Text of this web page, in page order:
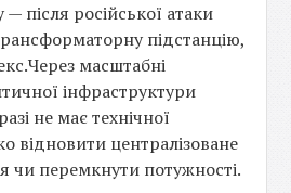
після російської атаки
підстанцію,
масштабні
інфраструктури
не має технічної
відновити централізоване
чи перемкнути потужності.